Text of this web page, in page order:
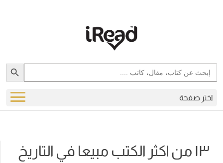
Search
for:
Search Button
اختر صفحة
١٣ من اكثر الكتب مبيعا في التاريخ